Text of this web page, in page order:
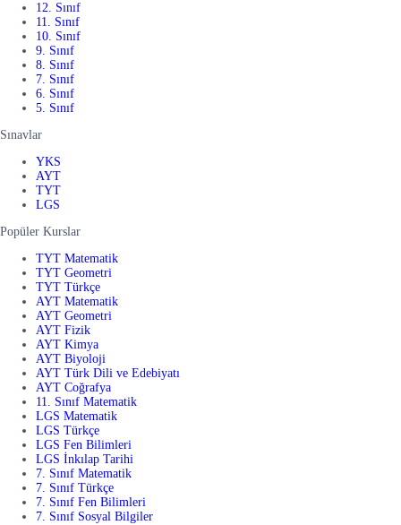
12. Sınıf
11. Sınıf
10. Sınıf
9. Sınıf
8. Sınıf
7. Sınıf
6. Sınıf
5. Sınıf
Sınavlar
YKS
AYT
TYT
LGS
Popüler Kurslar
TYT Matematik
TYT Geometri
TYT Türkçe
AYT Matematik
AYT Geometri
AYT Fizik
AYT Kimya
AYT Biyoloji
AYT Türk Dili ve Edebiyatı
AYT Coğrafya
11. Sınıf Matematik
LGS Matematik
LGS Türkçe
LGS Fen Bilimleri
LGS İnkılap Tarihi
7. Sınıf Matematik
7. Sınıf Türkçe
7. Sınıf Fen Bilimleri
7. Sınıf Sosyal Bilgiler